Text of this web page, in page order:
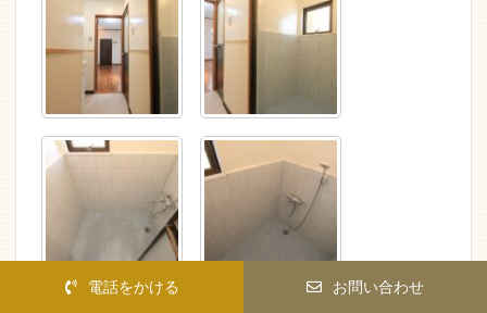
電話をかける お問い合わせ